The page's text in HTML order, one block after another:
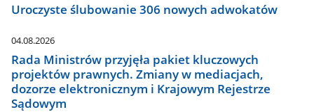
Uroczyste ślubowanie 306 nowych adwokatów
04.08.2026
Rada Ministrów przyjęła pakiet kluczowych
projektów prawnych. Zmiany w mediacjach,
dozorze elektronicznym i Krajowym Rejestrze
Sądowym